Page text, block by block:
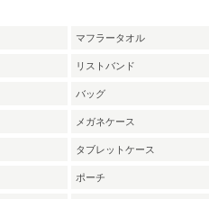
マフラータオル
リストバンド
バッグ
メガネケース
タブレットケース
ポーチ